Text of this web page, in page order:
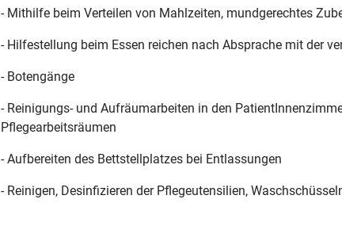
- Mithilfe beim Verteilen von Mahlzeiten, mundgerechtes
- Hilfestellung beim Essen reichen nach Absprache mit der
- Botengänge
- Reinigungs- und Aufräumarbeiten in den
Pflegearbeitsräumen
- Aufbereiten des Bettstellplatzes bei Entlassungen
- Reinigen, Desinfizieren der Pflegeutensilien,